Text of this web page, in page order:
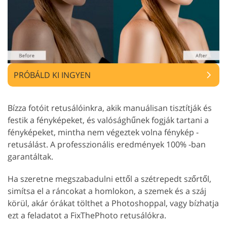
PRÓBÁLD KI INGYEN
Bízza fotóit retusálóinkra, akik manuálisan tisztítják és
festik a fényképeket, és valósághűnek fogják tartani a
fényképeket, mintha nem végeztek volna fénykép -
retusálást. A professzionális eredmények 100% -ban
garantáltak.
Ha szeretne megszabadulni ettől a szétrepedt szőrtől,
simítsa el a ráncokat a homlokon, a szemek és a száj
körül, akár órákat tölthet a Photoshoppal, vagy bízhatja
ezt a feladatot a FixThePhoto retusálókra.